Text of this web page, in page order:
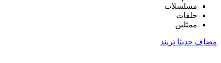
مسلسلات
حلقات
ممثلين
مضاف حديثا تريند